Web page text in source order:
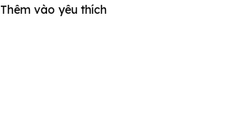
Thêm vào yêu thích